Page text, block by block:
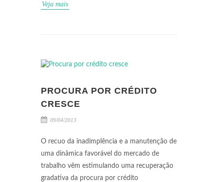
Veja mais
PROCURA POR CRÉDITO
CRESCE
09/04/2013
O recuo da inadimplência e a manutenção de
uma dinâmica favorável do mercado de
trabalho vêm estimulando uma recuperação
gradativa da procura por crédito